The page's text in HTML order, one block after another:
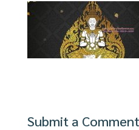
Submit a Comment